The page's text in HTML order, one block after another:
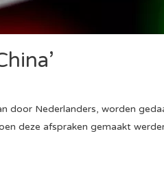
door Nederlanders, worden
deze afspraken gemaakt